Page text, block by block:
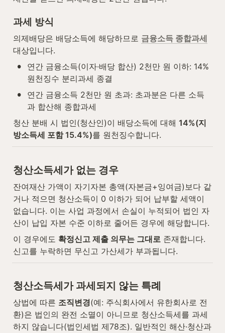
과세 방식
의제배당은 배당소득에 해당하므로 금융소득 종합과세
대상입니다.
•
연간 금융소득(이자·배당 합산) 2천만 원 이하: 14%
원천징수 분리과세 종결
•
연간 금융소득 2천만 원 초과: 초과분은 다른 소득
과 합산해 종합과세
청산 분배 시 법인(청산인)이 배당소득에 대해 14%(지
방소득세 포함 15.4%)를 원천징수합니다.
청산소득세가 없는 경우
잔여재산 가액이 자기자본 총액(자본금+잉여금)보다 같
거나 적으면 청산소득이 0 이하가 되어 납부할 세액이
없습니다. 이는 사업 과정에서 손실이 누적되어 법인 자
산이 납입 자본 수준 이하로 줄어든 경우에 해당합니다.
이 경우에도 확정신고 제출 의무는 그대로 존재합니다.
신고를 누락하면 무신고 가산세가 부과됩니다.
청산소득세가 과세되지 않는 특례
상법에 따른 조직변경(예: 주식회사에서 유한회사로 전
환)은 법인의 완전 소멸이 아니므로 청산소득세를 과세
하지 않습니다(법인세법 제78조). 일반적인 해산·청산과